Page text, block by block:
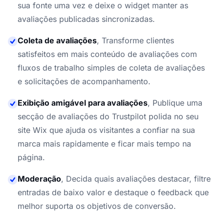
sua fonte uma vez e deixe o widget manter as
avaliações publicadas sincronizadas.
Coleta de avaliações, Transforme clientes
satisfeitos em mais conteúdo de avaliações com
fluxos de trabalho simples de coleta de avaliações
e solicitações de acompanhamento.
Exibição amigável para avaliações, Publique uma
secção de avaliações do Trustpilot polida no seu
site Wix que ajuda os visitantes a confiar na sua
marca mais rapidamente e ficar mais tempo na
página.
Moderação, Decida quais avaliações destacar, filtre
entradas de baixo valor e destaque o feedback que
melhor suporta os objetivos de conversão.